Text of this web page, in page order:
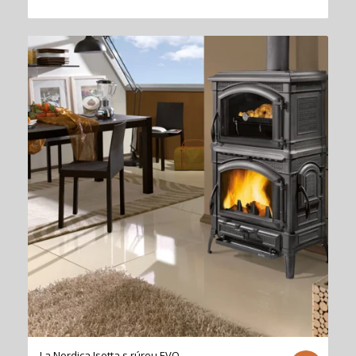
was:
1930,00 €.
is:
1660,00 €.